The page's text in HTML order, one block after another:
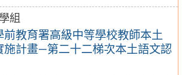
組
教育署高級中等學校教師本土
施計畫—第二十二梯次本土語文認